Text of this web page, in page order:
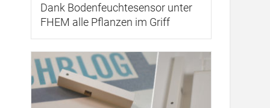
Dank Bodenfeuchtesensor unter
FHEM alle Pflanzen im Griff